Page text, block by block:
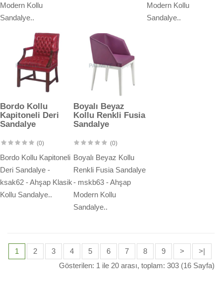
Modern Kollu
Sandalye..
Modern Kollu
Sandalye..
Bordo Kollu
Kapitoneli Deri
Sandalye
(0)
Bordo Kollu Kapitoneli
Deri Sandalye -
ksak62 - Ahşap Klasik
Kollu Sandalye..
Boyalı Beyaz
Kollu Renkli Fusia
Sandalye
(0)
Boyalı Beyaz Kollu
Renkli Fusia Sandalye
- mskb63 - Ahşap
Modern Kollu
Sandalye..
1 2 3 4 5 6 7 8 9 >
>|
Gösterilen: 1 ile 20 arası, toplam: 303 (16 Sayfa)